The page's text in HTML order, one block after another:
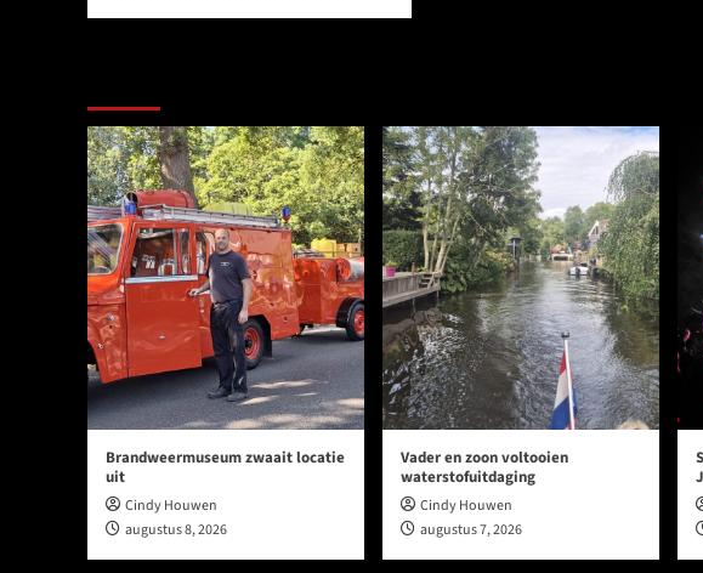
Brandweermuseum zwaait locatie
uit
Cindy Houwen
augustus 8, 2026
Vader en zoon voltooien
waterstofuitdaging
Cindy Houwen
augustus 7, 2026